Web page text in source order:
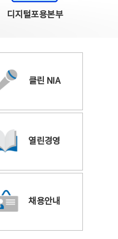
디지털포용본부
클린 NIA
열린경영
채용안내